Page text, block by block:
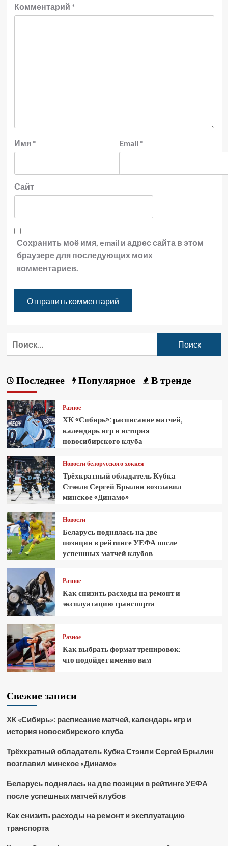
Комментарий *
Имя * Email *
Сайт
Сохранить моё имя, email и адрес сайта в этом
браузере для последующих моих
комментариев.
Последнее Популярное В тренде
Разное
ХК «Сибирь»: расписание матчей,
календарь игр и история
новосибирского клуба
Новости белорусского хоккея
Трёхкратный обладатель Кубка
Стэнли Сергей Брылин возглавил
минское «Динамо»
Новости
Беларусь поднялась на две
позиции в рейтинге УЕФА после
успешных матчей клубов
Разное
Как снизить расходы на ремонт и
эксплуатацию транспорта
Разное
Как выбрать формат тренировок:
что подойдет именно вам
Свежие записи
ХК «Сибирь»: расписание матчей, календарь игр и
история новосибирского клуба
Трёхкратный обладатель Кубка Стэнли Сергей Брылин
возглавил минское «Динамо»
Беларусь поднялась на две позиции в рейтинге УЕФА
после успешных матчей клубов
Как снизить расходы на ремонт и эксплуатацию
транспорта